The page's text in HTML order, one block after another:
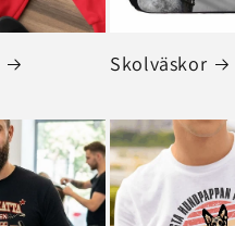
Skolväskor